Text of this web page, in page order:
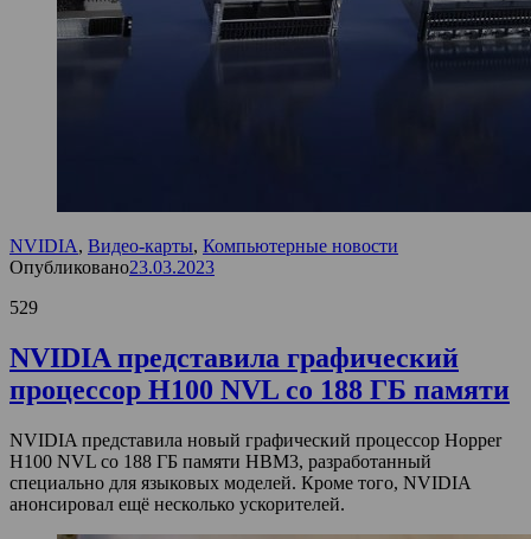
NVIDIA, Видео-карты, Компьютерные новости
Опубликовано23.03.2023
529
NVIDIA представила графический
процессор H100 NVL со 188 ГБ памяти
NVIDIA представила новый графический процессор Hopper
H100 NVL со 188 ГБ памяти HBM3, разработанный
специально для языковых моделей. Кроме того, NVIDIA
анонсировал ещё несколько ускорителей.